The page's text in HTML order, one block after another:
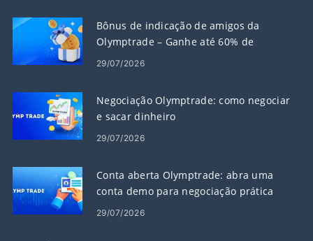
Bônus de indicação de amigos da
Olymptrade – Ganhe até 60% de
comissão sobre indicações
29/07/2026
Negociação Olymptrade: como negociar
e sacar dinheiro
29/07/2026
Conta aberta Olymptrade: abra uma
conta demo para negociação prática
29/07/2026